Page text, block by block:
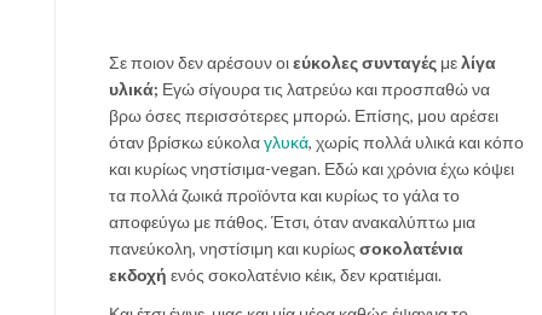
Σε ποιον δεν αρέσουν οιεύκολες συνταγές μελίγα
υλικά; Εγώ σίγουρα τις λατρεύω και προσπαθώ να
βρω όσες περισσότερες μπορώ. Επίσης, μου αρέσει
όταν βρίσκω εύκολαγλυκά, χωρίς πολλά υλικά και κόπο
και κυρίως νηστίσιμα-vegan. Εδώ και χρόνια έχω κόψει
τα πολλά ζωικά προϊόντα και κυρίως το γάλα το
αποφεύγω με πάθος. Έτσι, όταν ανακαλύπτω μια
πανεύκολη, νηστίσιμη και κυρίως σοκολατένια
εκδοχή ενός σοκολατένιο κέικ, δεν κρατιέμαι.